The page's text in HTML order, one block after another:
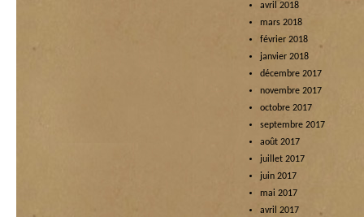
avril 2018
mars 2018
février 2018
janvier 2018
décembre 2017
novembre 2017
octobre 2017
septembre 2017
août 2017
juillet 2017
juin 2017
mai 2017
avril 2017